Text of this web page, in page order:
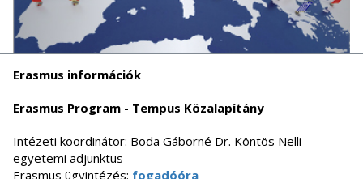
Erasmus információk
Erasmus Program - Tempus Közalapítány
Intézeti koordinátor: Boda Gáborné Dr. Köntös Nelli
egyetemi adjunktus
Erasmus ügyintézés: fogadóóra